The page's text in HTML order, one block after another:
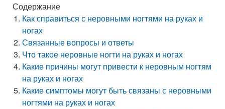
Содержание
Как справиться с неровными ногтями на руках и
ногах
Связанные вопросы и ответы
Что такое неровные ногти на руках и ногах
Какие причины могут привести к неровным ногтям
на руках и ногах
Какие симптомы могут быть связаны с неровными
ногтями на руках и ногах